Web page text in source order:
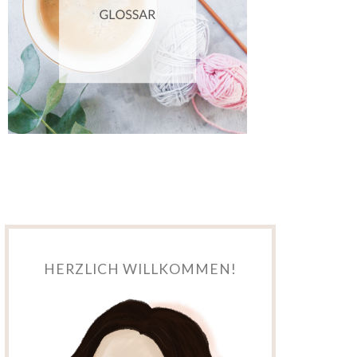
HERZLICH WILLKOMMEN!